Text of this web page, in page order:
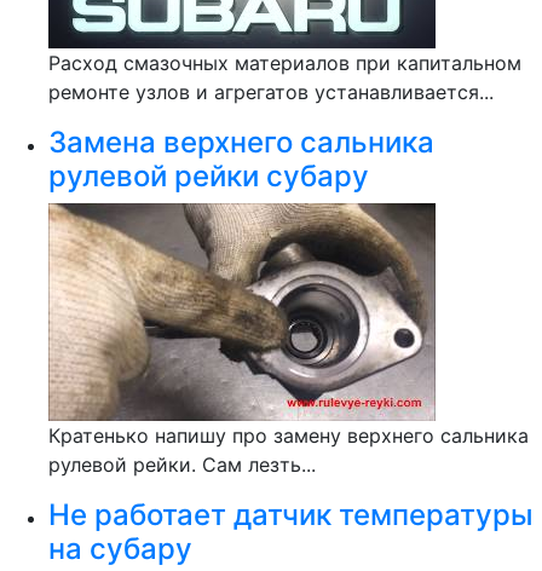
Расход смазочных материалов при капитальном
ремонте узлов и агрегатов устанавливается...
Замена верхнего сальника
рулевой рейки субару
Кратенько напишу про замену верхнего сальника
рулевой рейки. Сам лезть...
Не работает датчик температуры
на субару